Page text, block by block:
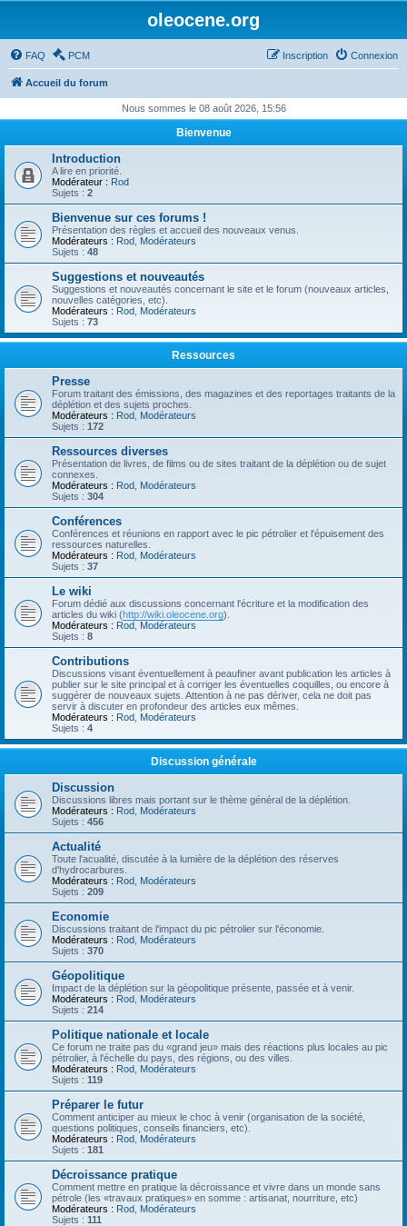
oleocene.org
FAQ PCM Connexion
Inscription
Accueil du forum
Nous sommes le 08 août 2026, 15:56
Bienvenue
Introduction
A lire en priorité.
Modérateur : Rod
Sujets : 2
Bienvenue sur ces forums !
Présentation des règles et accueil des nouveaux venus.
Modérateurs : Rod Modérateurs
Sujets : 48
Suggestions et nouveautés
Suggestions et nouveautés concernant le site et le forum (nouveaux articles,
nouvelles catégories, etc).
Modérateurs : Rod Modérateurs
Sujets : 73
Ressources
Presse
Forum traitant des émissions, des magazines et des reportages traitants de la
déplétion et des sujets proches.
Modérateurs : Rod Modérateurs
Sujets : 172
Ressources diverses
Présentation de livres, de films ou de sites traitant de la déplétion ou de sujet
connexes.
Modérateurs : Rod Modérateurs
Sujets : 304
Conférences
Conférences et réunions en rapport avec le pic pétrolier et l'épuisement des
ressources naturelles.
Modérateurs : Rod Modérateurs
Sujets : 37
Le wiki
Forum dédié aux discussions concernant l'écriture et la modification des
articles du wiki (http://wiki.oleocene.org).
Modérateurs : Rod Modérateurs
Sujets : 8
Contributions
Discussions visant éventuellement à peaufiner avant publication les articles à
publier sur le site principal et à corriger les éventuelles coquilles, ou encore à
suggérer de nouveaux sujets. Attention à ne pas dériver, cela ne doit pas
servir à discuter en profondeur des articles eux mêmes.
Modérateurs : Rod Modérateurs
Sujets : 4
Discussion générale
Discussion
Discussions libres mais portant sur le thème général de la déplétion.
Modérateurs : Rod Modérateurs
Sujets : 456
Actualité
Toute l'acualité, discutée à la lumière de la déplétion des réserves
d'hydrocarbures.
Modérateurs : Rod Modérateurs
Sujets : 209
Economie
Discussions traitant de l'impact du pic pétrolier sur l'économie.
Modérateurs : Rod Modérateurs
Sujets : 370
Géopolitique
Impact de la déplétion sur la géopolitique présente, passée et à venir.
Modérateurs : Rod Modérateurs
Sujets : 214
Politique nationale et locale
Ce forum ne traite pas du «grand jeu» mais des réactions plus locales au pic
pétrolier, à l'échelle du pays, des régions, ou des villes.
Modérateurs : Rod Modérateurs
Sujets : 119
Préparer le futur
Comment anticiper au mieux le choc à venir (organisation de la société,
questions politiques, conseils financiers, etc).
Modérateurs : Rod Modérateurs
Sujets : 181
Décroissance pratique
Comment mettre en pratique la décroissance et vivre dans un monde sans
pétrole (les «travaux pratiques» en somme : artisanat, nourriture, etc)
Modérateurs : Rod Modérateurs
Sujets : 111